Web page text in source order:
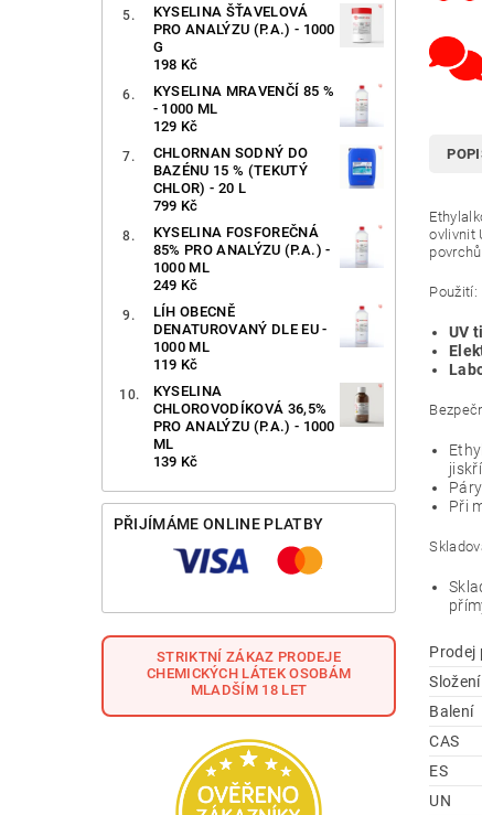
KYSELINA ŠŤAVELOVÁ
PRO ANALÝZU (P.A.) - 1000
G
198 Kč
KYSELINA MRAVENČÍ 85 %
- 1000 ML
129 Kč
CHLORNAN SODNÝ DO
BAZÉNU 15 % (TEKUTÝ
CHLOR) - 20 L
799 Kč
KYSELINA FOSFOREČNÁ
85% PRO ANALÝZU (P.A.) -
1000 ML
249 Kč
LÍH OBECNĚ
DENATUROVANÝ DLE EU -
1000 ML
119 Kč
KYSELINA
CHLOROVODÍKOVÁ 36,5%
PRO ANALÝZU (P.A.) - 1000
ML
139 Kč
PŘIJÍMÁME ONLINE PLATBY
STRIKTNÍ ZÁKAZ PRODEJE
CHEMICKÝCH LÁTEK OSOBÁM
MLADŠÍM 18 LET
ovlivnit
Použití:
UV
Při
Prodej
Složení
Balení
CAS
ES
UN